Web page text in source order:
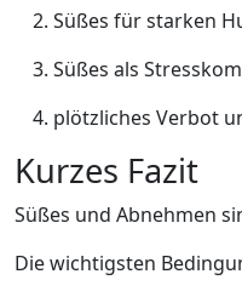
Süßes für starken
Süßes als
plötzliches Verbot
Kurzes Fazit
Süßes und Abnehmen
Die wichtigsten